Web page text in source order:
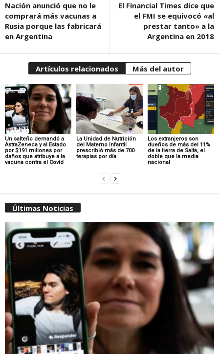
Nación anunció que no le
comprará más vacunas a
Rusia porque las fabricará
en Argentina
El Financial Times dice que
el FMI se equivocó «al
prestar tanto» a la
Argentina en 2018
Artículos relacionados Más del autor
Un salteño demandó a
AstraZeneca y al Estado
por $191 millones por
daños que atribuye a la
vacuna contra el Covid
La Unidad de Nutrición
del Materno Infantil
prescribió más de 700
terapias por día
Los extranjeros son
dueños de más del 11%
de la tierra de Salta, el
doble que la media
nacional
Últimas Noticias